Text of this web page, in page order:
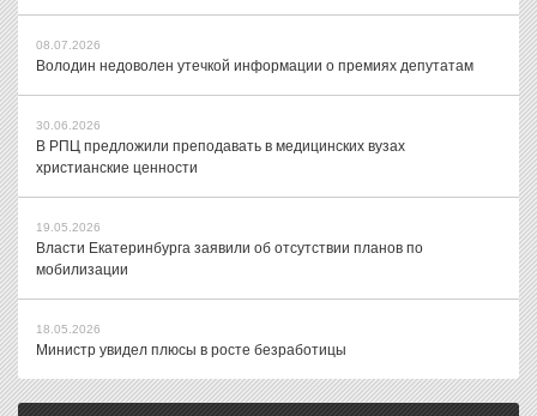
08.07.2026
Володин недоволен утечкой информации о премиях депутатам
30.06.2026
В РПЦ предложили преподавать в медицинских вузах
христианские ценности
19.05.2026
Власти Екатеринбурга заявили об отсутствии планов по
мобилизации
18.05.2026
Министр увидел плюсы в росте безработицы